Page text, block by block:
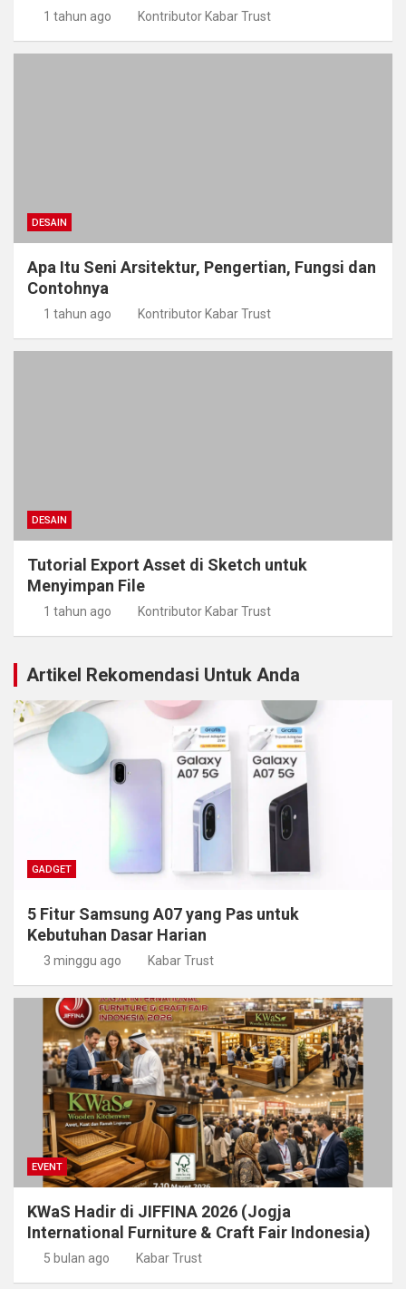
1 tahun ago Kontributor Kabar Trust
DESAIN
Apa Itu Seni Arsitektur, Pengertian, Fungsi dan
Contohnya
1 tahun ago Kontributor Kabar Trust
DESAIN
Tutorial Export Asset di Sketch untuk
Menyimpan File
1 tahun ago Kontributor Kabar Trust
Artikel Rekomendasi Untuk Anda
GADGET
5 Fitur Samsung A07 yang Pas untuk
Kebutuhan Dasar Harian
3 minggu ago Kabar Trust
EVENT
KWaS Hadir di JIFFINA 2026 (Jogja
International Furniture & Craft Fair Indonesia)
5 bulan ago Kabar Trust